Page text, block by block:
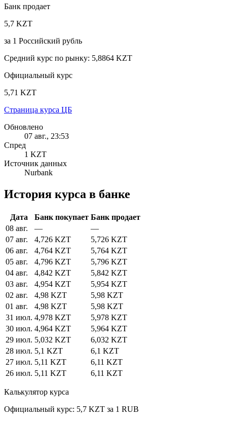
Банк продает
5,7 KZT
за 1 Российский рубль
Средний курс по рынку: 5,8864 KZT
Официальный курс
5,71 KZT
Страница курса ЦБ
Обновлено
07 авг., 23:53
Спред
1 KZT
Источник данных
Nurbank
История курса в банке
Дата Банк покупает Банк продает
08 авг.
—
—
07 авг.
4,726 KZT
5,726 KZT
06 авг.
4,764 KZT
5,764 KZT
05 авг.
4,796 KZT
5,796 KZT
04 авг.
4,842 KZT
5,842 KZT
03 авг.
4,954 KZT
5,954 KZT
02 авг.
4,98 KZT
5,98 KZT
01 авг.
4,98 KZT
5,98 KZT
31 июл. 4,978 KZT
5,978 KZT
30 июл. 4,964 KZT
5,964 KZT
29 июл. 5,032 KZT
6,032 KZT
28 июл. 5,1 KZT
6,1 KZT
27 июл. 5,11 KZT
6,11 KZT
26 июл. 5,11 KZT 6,11 KZT
Калькулятор курса
Официальный курс: 5,7 KZT за 1 RUB